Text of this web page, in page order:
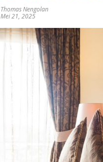
Thomas Nengolan
Mei 21, 2025